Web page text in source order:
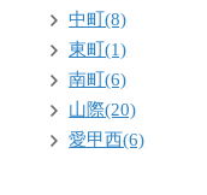
中町(8)
東町(1)
南町(6)
山際(20)
愛甲西(6)